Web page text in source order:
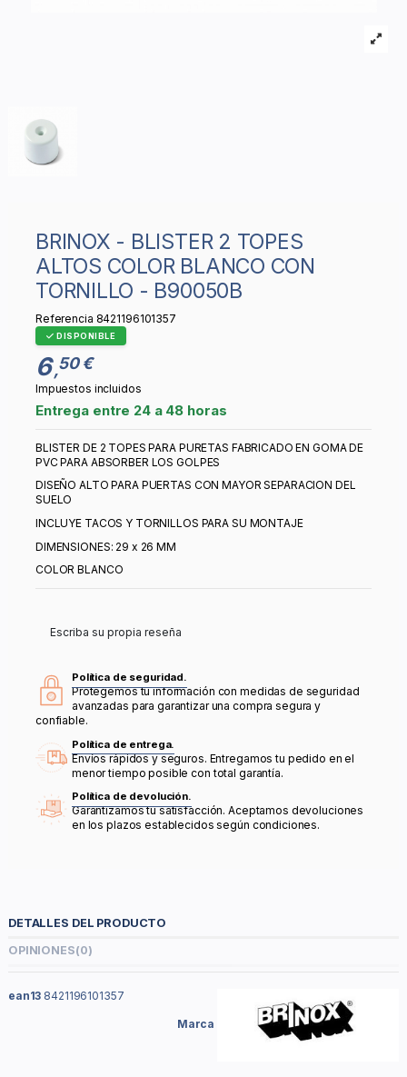
BRINOX - BLISTER 2 TOPES
ALTOS COLOR BLANCO CON
TORNILLO - B90050B
Referencia 8421196101357
DISPONIBLE
6,50 €
Impuestos incluidos
Entrega entre 24 a 48 horas
BLISTER DE 2 TOPES PARA PURETAS FABRICADO EN GOMA DE
PVC PARA ABSORBER LOS GOLPES
DISEÑO ALTO PARA PUERTAS CON MAYOR SEPARACION DEL
SUELO
INCLUYE TACOS Y TORNILLOS PARA SU MONTAJE
DIMENSIONES: 29 x 26 MM
COLOR BLANCO
Escriba su propia reseña
Política de seguridad.
Protegemos tu información con medidas de seguridad
avanzadas para garantizar una compra segura y
confiable.
Política de entrega.
Envíos rápidos y seguros. Entregamos tu pedido en el
menor tiempo posible con total garantía.
Política de devolución.
Garantizamos tu satisfacción. Aceptamos devoluciones
en los plazos establecidos según condiciones.
DETALLES DEL PRODUCTO
OPINIONES(0)
Marca
ean13 8421196101357